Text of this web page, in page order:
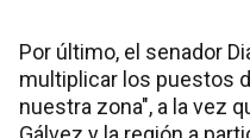
Por último, el senador
multiplicar los puestos
nuestra zona", a la vez